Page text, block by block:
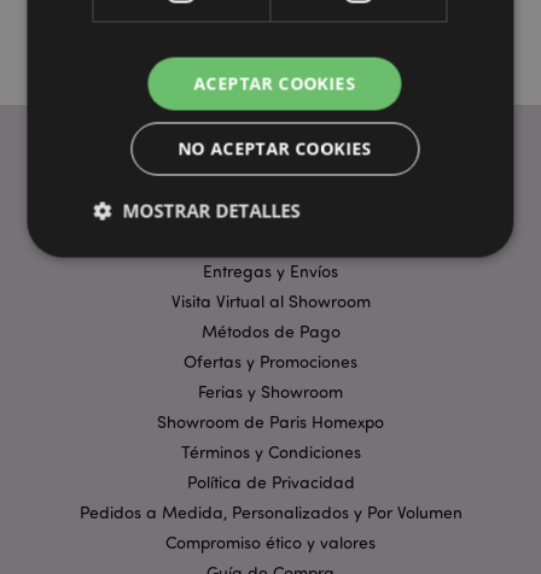
ENLACES ÚTILES
Entregas y Envíos
Visita Virtual al Showroom
Métodos de Pago
Ofertas y Promociones
Ferias y Showroom
Showroom de Paris Homexpo
Términos y Condiciones
Política de Privacidad
Pedidos a Medida, Personalizados y Por Volumen
Compromiso ético y valores
ACEPTAR COOKIES
NO ACEPTAR COOKIES
MOSTRAR DETALLES
Estrictamente necesarias
Rendimiento
Orientación
Funcionalidad
Las cookies estrictamente necesarias permiten la
funcionalidad básica del sitio web, como el inicio de
sesión del usuario y la gestión de la cuenta. El sitio
web no puede funcionar correctamente sin las
cookies estrictamente necesarias.
Nombre
Dominio
_GRECAPTCHA
Google LLC